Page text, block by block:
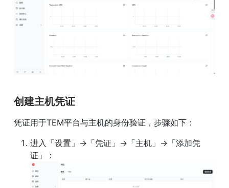
创建主机凭证
凭证用于TEM平台与主机的身份验证，步骤如下：
进入「设置」→「凭证」→「主机」→「添加凭